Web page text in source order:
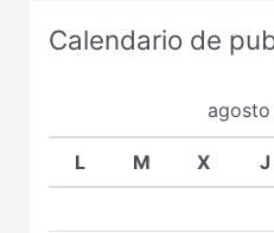
Calendario de
L M X J